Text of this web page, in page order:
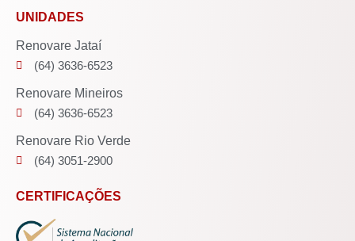
UNIDADES
Renovare Jataí
(64) 3636-6523
Renovare Mineiros
(64) 3636-6523
Renovare Rio Verde
(64) 3051-2900
CERTIFICAÇÕES